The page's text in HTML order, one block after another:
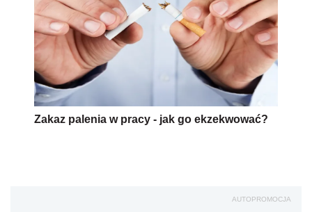
Zakaz palenia w pracy - jak go ekzekwować?
AUTOPROMOCJA